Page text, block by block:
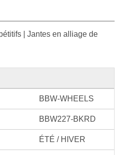
| Jantes en alliage de
BBW-WHEELS
BBW227-BKRD
ÉTÉ / HIVER